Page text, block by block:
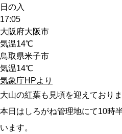
日の入
17:05
大阪府大阪市
気温14℃
鳥取県米子市
気温14℃
気象庁HPより
大山の紅葉も見頃を迎えておりま
本日はしろがね管理地にて10時
います。